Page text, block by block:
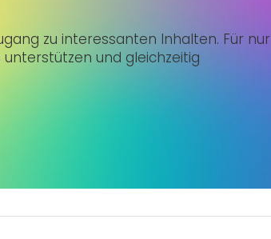
zu interessanten Inhalten. Für nur
und gleichzeitig